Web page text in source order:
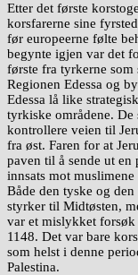
Etter det første
korsfarerne sine
før europeerne følte
begynte igjen var det
første fra tyrkerne som
Regionen Edessa og
Edessa lå like
tyrkiske områdene. De
kontrollere veien til
fra øst. Faren for at
paven til å sende ut
innsats mot
Både den tyske og
styrker til Midtøsten,
var et mislykket forsøk
1148. Det var bare
som helst i denne
Palestina.